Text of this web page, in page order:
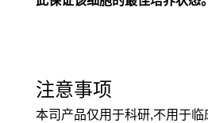
注意事项
本司产品仅用于科研,不用于临